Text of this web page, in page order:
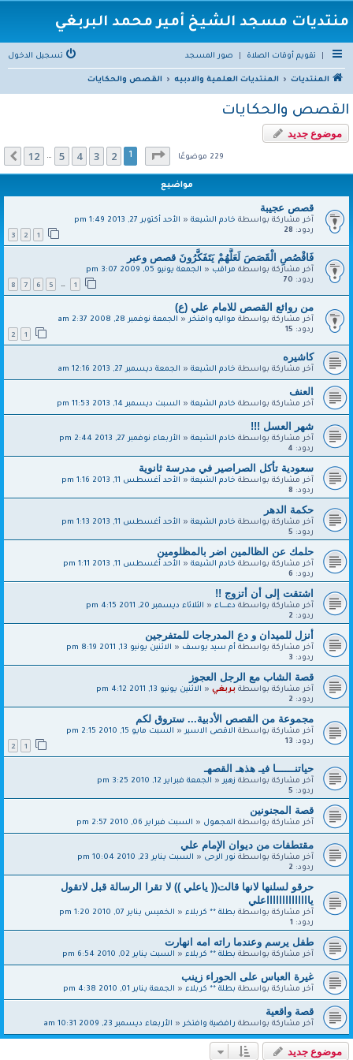
منتديات مسجد الشيخ أمير محمد البربغي
تقويم أوقات الصلاة صور المسجد تسجيل الدخول
المنتديات المنتديات العلمية والادبيه القصص والحكايات
القصص والحكايات
موضوع جديد
229 موضوعًاصفحة1من12
2
3
4
5
…
12 التالي
مواضيع
قصص عجيبة
آخر مشاركة بواسطةخادم الشيعة« الأحد أكتوبر 27, 2013 1:49 pm
ردود: 28
2
3
فَاقْصُصِ الْقَصَصَ لَعَلَّهُمْ يَتَفَكَّرُونَ قصص وعبر
آخر مشاركة بواسطةمراقب« الجمعة يونيو 05, 2009 3:07 pm
ردود: 70
…
5
6
7
8
من روائع القصص للامام علي (ع)
آخر مشاركة بواسطةمواليه وافتخر« الجمعة نوفمبر 28, 2008 2:37 am
ردود: 15
2
كاشيره
آخر مشاركة بواسطةخادم الشيعة« الجمعة ديسمبر 27, 2013 12:16 am
العنف
آخر مشاركة بواسطةخادم الشيعة« السبت ديسمبر 14, 2013 11:53 pm
شهر العسل !!!
آخر مشاركة بواسطةخادم الشيعة« الأربعاء نوفمبر 27, 2013 2:44 pm
ردود: 4
سعودية تأكل الصراصير في مدرسة ثانوية
آخر مشاركة بواسطةخادم الشيعة« الأحد أغسطس 11, 2013 1:16 pm
ردود: 8
حكمة الدهر
آخر مشاركة بواسطةخادم الشيعة« الأحد أغسطس 11, 2013 1:13 pm
ردود: 5
حلمك عن الظالمين اضر بالمظلومين
آخر مشاركة بواسطةخادم الشيعة« الأحد أغسطس 11, 2013 1:11 pm
ردود: 6
اشتقت إلى أن أتزوج !!
آخر مشاركة بواسطةدعـــــــاء« الثلاثاء ديسمبر 20, 2011 4:15 pm
ردود: 2
أنزل للميدان و دع المدرجات للمتفرجين
آخر مشاركة بواسطةأم سيد يوسف« الاثنين يونيو 13, 2011 8:19 pm
ردود: 3
قصة الشاب مع الرجل العجوز
آخر مشاركة بواسطةبربغي« الاثنين يونيو 13, 2011 4:12 pm
ردود: 2
مجموعة من القصص الأدبية... ستروق لكم
آخر مشاركة بواسطةالاقصى الاسير« السبت مايو 15, 2010 2:15 pm
ردود: 13
2
حياتنــــــا فيـ هذهـ القصهـ
آخر مشاركة بواسطةزهير« الجمعة فبراير 12, 2010 3:25 pm
ردود: 5
قصة المجنونين
آخر مشاركة بواسطةالمجهول« السبت فبراير 06, 2010 2:57 pm
مقتطفات من ديوان الإمام علي
آخر مشاركة بواسطةنور الرحى« السبت يناير 23, 2010 10:04 pm
ردود: 2
حرقو لسلنها لانها قالت(( ياعلي )) لا تقرا الرسالة قبل لاتقول
يااااااااااااااعلي
آخر مشاركة بواسطةبطلة ** كربلاء« الخميس يناير 07, 2010 1:20 pm
ردود:
طفل يرسم وعندما راته امه انهارت
آخر مشاركة بواسطةبطلة ** كربلاء« السبت يناير 02, 2010 6:54 pm
غيرة العباس على الحوراء زينب
آخر مشاركة بواسطةبطلة ** كربلاء« الجمعة يناير 01, 2010 4:38 pm
قصة واقعية
آخر مشاركة بواسطةرافضية وافتخر« الأربعاء ديسمبر 23, 2009 10:31 am
موضوع جديد